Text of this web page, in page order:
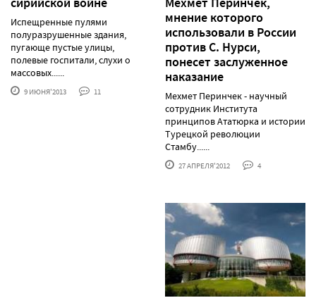
Испещренные пулями
полуразрушенные здания,
пугающе пустые улицы,
полевые госпитали, слухи о
массовых......
9 ИЮНЯ'2013 11
мнение которого
использовали в России
против С. Нурси,
понесет заслуженное
наказание
Мехмет Перинчек - научный
сотрудник Института
принципов Ататюрка и истории
Турецкой революции
Стамбу......
27 АПРЕЛЯ'2012 4